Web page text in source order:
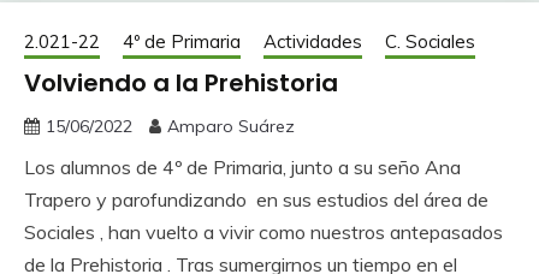
2.021-22 4º de Primaria Actividades C. Sociales
Volviendo a la Prehistoria
15/06/2022 Amparo Suárez
Los alumnos de 4º de Primaria, junto a su seño Ana
Trapero y parofundizando en sus estudios del área de
Sociales , han vuelto a vivir como nuestros antepasados
de la Prehistoria . Tras sumergirnos un tiempo en el